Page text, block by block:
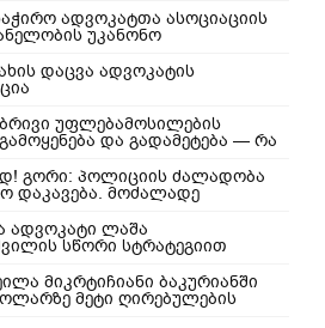
ადვოკატთა ასოციაციის
უკანონო
ძალადობების
?
დაცვა ადვოკატის
უფლებამოსილების
და გადამეტება — რა
და რა სასამართლო
ეკისრება პოლიციელებს
გორი: პოლიციის ძალადობა
დაკავება. მოძალადე
ყველანი დაუყოვნებლივ
უნდა იქნეს გაშვებული და
მიცემული! ​ყველამ უნდა
რეალურად! გორში,10-მა
სასტიკად სცემა მოქალაქე,
ადვოკატი ლაშა
სწორი სტრატეგიით
სამინისტროს დავები მოუგო
მიკრტიჩიანი ბაკურიანში
მეტი ღირებულების
დაკარგვისგან თიბისი